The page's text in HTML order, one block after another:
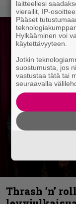
Thrash ’n’
laitteellesi
vierailit, IP-
Pääset
Hylkääminen voi
käytettävyyteen.
Jotkin
suostumusta, jos
vastustaa tätä tai
seuraavalla